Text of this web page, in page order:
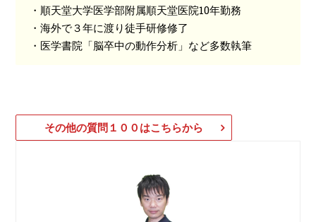
・順天堂大学医学部附属順天堂医院10年勤務
・海外で３年に渡り徒手研修修了
・医学書院「脳卒中の動作分析」など多数執筆
その他の質問１００はこちらから